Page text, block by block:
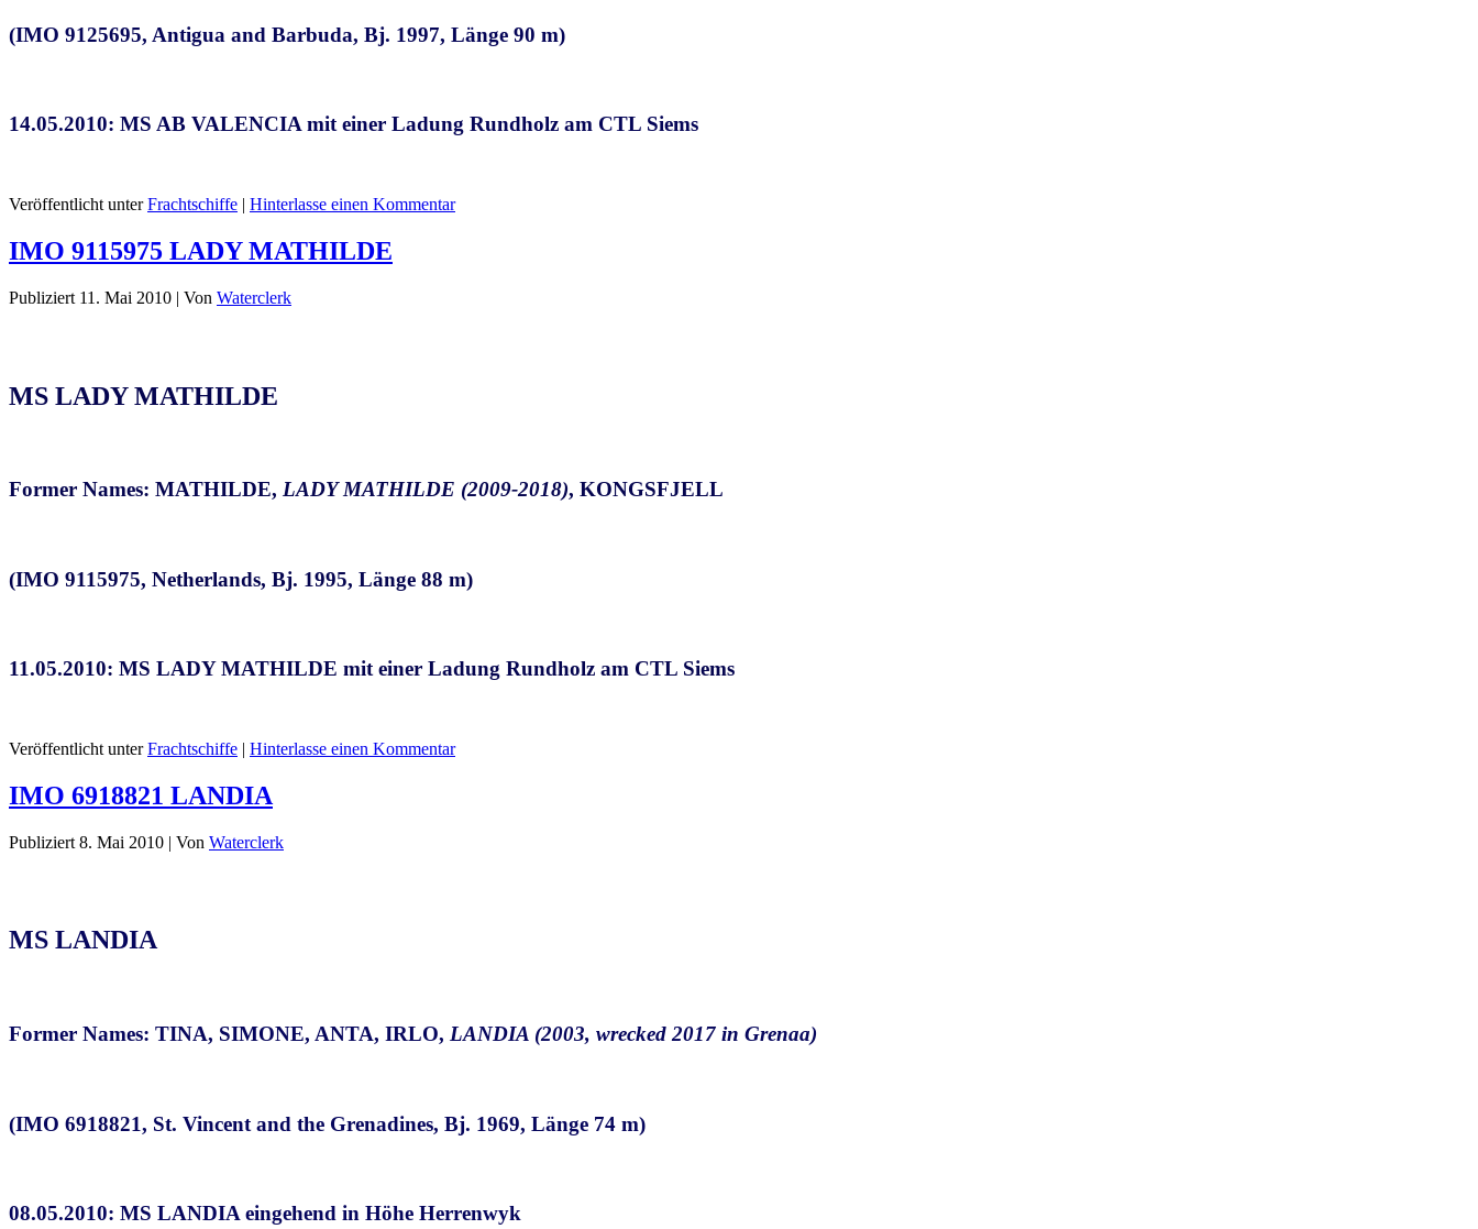
(IMO 9125695, Antigua and Barbuda, Bj. 1997, Länge 90 m)
14.05.2010: MS AB VALENCIA mit einer Ladung Rundholz am CTL Siems
Veröffentlicht unter Frachtschiffe | Hinterlasse einen Kommentar
IMO 9115975 LADY MATHILDE
Publiziert 11. Mai 2010 | Von Waterclerk
MS LADY MATHILDE
Former Names: MATHILDE, LADY MATHILDE (2009-2018), KONGSFJELL
(IMO 9115975, Netherlands, Bj. 1995, Länge 88 m)
11.05.2010: MS LADY MATHILDE mit einer Ladung Rundholz am CTL Siems
Veröffentlicht unter Frachtschiffe | Hinterlasse einen Kommentar
IMO 6918821 LANDIA
Publiziert 8. Mai 2010 | Von Waterclerk
MS LANDIA
Former Names: TINA, SIMONE, ANTA, IRLO, LANDIA (2003, wrecked 2017 in Grenaa)
(IMO 6918821, St. Vincent and the Grenadines, Bj. 1969, Länge 74 m)
08.05.2010: MS LANDIA eingehend in Höhe Herrenwyk